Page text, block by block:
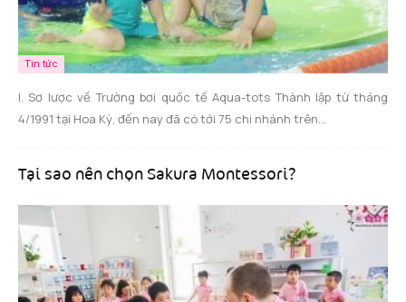
Tin tức
I. Sơ lược về Trường bơi quốc tế Aqua-tots Thành lập từ tháng
4/1991 tại Hoa Kỳ, đến nay đã có tới 75 chi nhánh trên...
Tại sao nên chọn Sakura Montessori?